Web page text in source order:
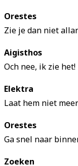
Orestes
Zie je dan niet
Aigisthos
Och nee, ik zie
Elektra
Laat hem niet
Orestes
Ga snel naar
Zoeken